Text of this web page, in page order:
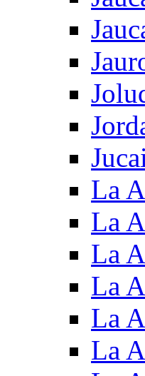
La
La
La
La
La
La